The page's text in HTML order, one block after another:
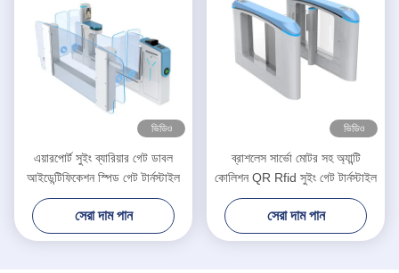
ভিডিও
এয়ারপোর্ট সুইং ব্যারিয়ার গেট ডাবল
আইডেন্টিফিকেশন স্পিড গেট টার্নস্টাইল
সেরা দাম পান
ভিডিও
ব্রাশলেস সার্ভো মোটর সহ অ্যান্টি
কোলিশন QR Rfid সুইং গেট টার্নস্টাইল
সেরা দাম পান